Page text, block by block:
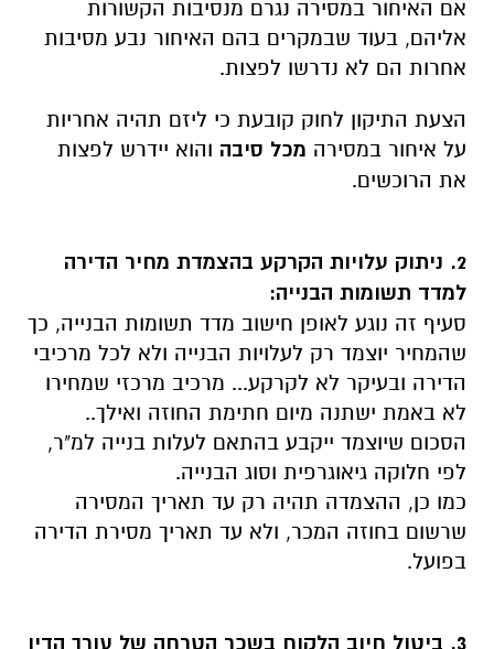
אם האיחור במסירה נגרם מנסיבות הקשורות
אליהם, בעוד שבמקרים בהם האיחור נבע מסיבות
אחרות הם לא נדרשו לפצות.
הצעת התיקון לחוק קובעת כי ליזם תהיה אחריות
על איחור במסירה מכל סיבה והוא יידרש לפצות
את הרוכשים.
2. ניתוק עלויות הקרקע בהצמדת מחיר הדירה
למדד תשומות הבנייה:
סעיף זה נוגע לאופן חישוב מדד תשומות הבנייה, כך
שהמחיר יוצמד רק לעלויות הבנייה ולא לכל מרכיבי
הדירה ובעיקר לא לקרקע... מרכיב מרכזי שמחירו
לא באמת ישתנה מיום חתימת החוזה ואילך..
הסכום שיוצמד ייקבע בהתאם לעלות בנייה למ"ר,
לפי חלוקה גיאוגרפית וסוג הבנייה.
כמו כן, ההצמדה תהיה רק עד תאריך המסירה
שרשום בחוזה המכר, ולא עד תאריך מסירת הדירה
בפועל.
3. ביטול חיוב הלקוח בשכר הטרחה של עורך הדין